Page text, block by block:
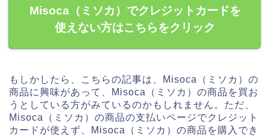
Misoca（ミソカ）でクレジットカードを
使えない方はこちらをクリック
もしかしたら、こちらの記事は、Misoca（ミソカ）の
商品に興味があって、Misoca（ミソカ）の商品を買お
うとしている方がみているのかもしれません。ただ、
Misoca（ミソカ）の商品の支払いページでクレジット
カードが使えず、Misoca（ミソカ）の商品を購入でき